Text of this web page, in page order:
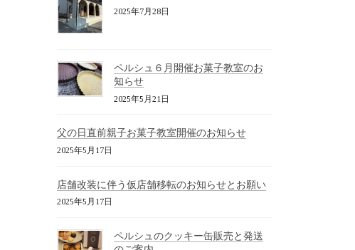
2025年7月28日
ペルシュ６月開催お菓子教室のお
知らせ
2025年5月21日
父の日直前親子お菓子教室開催のお知らせ
2025年5月17日
店舗改装に伴う仮店舗移転のお知らせとお願い
2025年5月17日
ペルシュのクッキー缶販売と発送